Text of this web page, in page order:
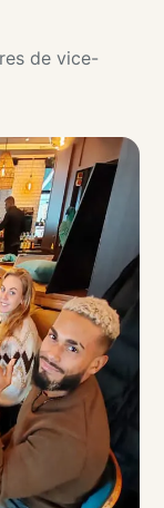
de vice-